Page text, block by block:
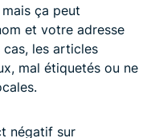
ça peut
et votre adresse
les articles
mal étiquetés ou ne
négatif sur